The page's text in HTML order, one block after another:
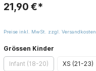
21,90 €*
Preise inkl. MwSt. zzgl. Versandkosten
Grössen Kinder
Infant (18-20) XS (21-23)